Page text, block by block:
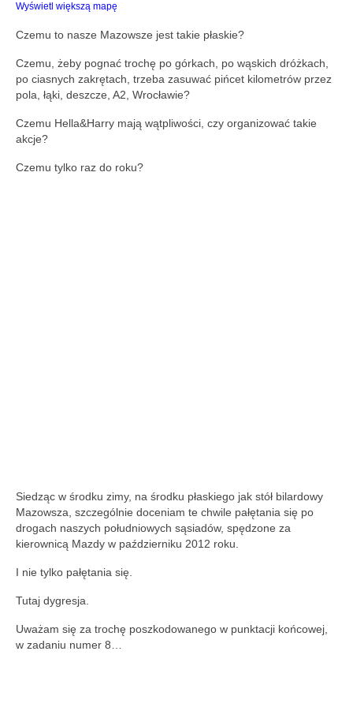
Wyświetl większą mapę
Czemu to nasze Mazowsze jest takie płaskie?
Czemu, żeby pognać trochę po górkach, po wąskich dróżkach,
po ciasnych zakrętach, trzeba zasuwać pińcet kilometrów przez
pola, łąki, deszcze, A2, Wrocławie?
Czemu Hella&Harry mają wątpliwości, czy organizować takie
akcje?
Czemu tylko raz do roku?
Siedząc w środku zimy, na środku płaskiego jak stół bilardowy
Mazowsza, szczególnie doceniam te chwile pałętania się po
drogach naszych południowych sąsiadów, spędzone za
kierownicą Mazdy w październiku 2012 roku.
I nie tylko pałętania się.
Tutaj dygresja.
Uważam się za trochę poszkodowanego w punktacji końcowej,
w zadaniu numer 8…